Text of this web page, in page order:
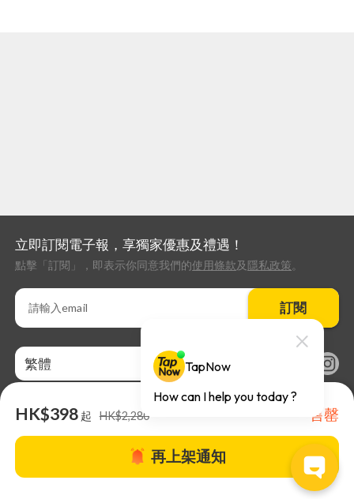
HK$398 起 HK$2,280 售罄
再上架通知
立即訂閱電子報，享獨家優惠及禮遇！
點擊「訂閱」，即表示你同意我們的使用條款及 隱私政策。
訂閱
繁體
關於TapNow |TapNow Blog |加入成為合作夥伴|網站條款 |幫助